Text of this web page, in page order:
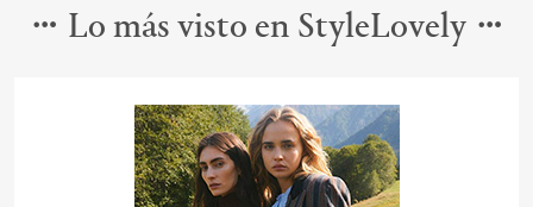
Lo más visto en StyleLovely